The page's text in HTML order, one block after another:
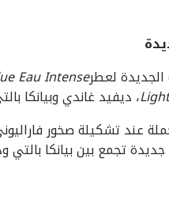
لعطرEau Intense
، ديفيد غاندي وبيانكا
عند تشكيلة صخور
جديدة تجمع بين بيانكا